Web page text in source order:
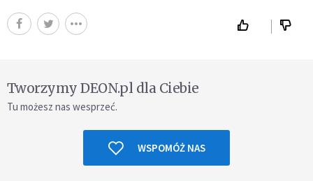
Tworzymy DEON.pl dla Ciebie
Tu możesz nas wesprzeć.
WSPOMÓŻ NAS